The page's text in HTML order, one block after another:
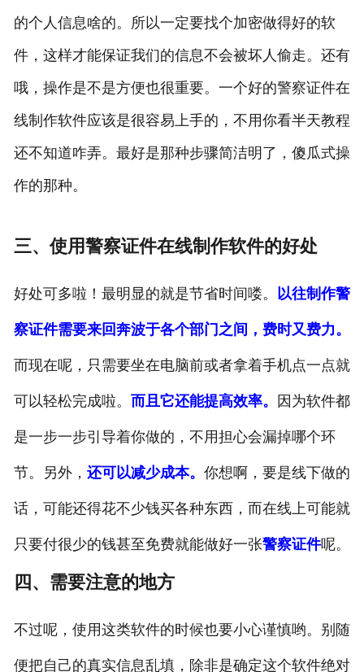
的个人信息啥的。所以一定要找个加密做得好的软
件，这样才能保证我们的信息不会被坏人偷走。还有
哦，操作是不是方便也很重要。一个好的警察证件在
线制作软件应该是很容易上手的，不用你看半天教程
还不知道咋弄。最好是那种步骤简洁明了，傻瓜式操
作的那种。
三、使用警察证件在线制作软件的好处
好处可多啦！最明显的就是节省时间喽。 以往制作警
察证件需要来回奔波于各个部门之间，费时又费力。
而现在呢，只需要坐在电脑前或者拿着手机点一点就
可以轻松完成啦。 而且它还能提高效率。 因为软件都
是一步一步引导着你做的，不用担心会漏掉哪个环
节。另外， 还可以减少成本。 你想啊，要是线下做的
话，可能还得花不少钱买各种东西，而在线上可能就
只要付很少的钱甚至免费就能做好一张警察证件呢。
四、需要注意的地方
不过呢，使用这类软件的时候也要小心谨慎哟。别随
便把自己的真实信息乱填，除非是确定这个软件绝对